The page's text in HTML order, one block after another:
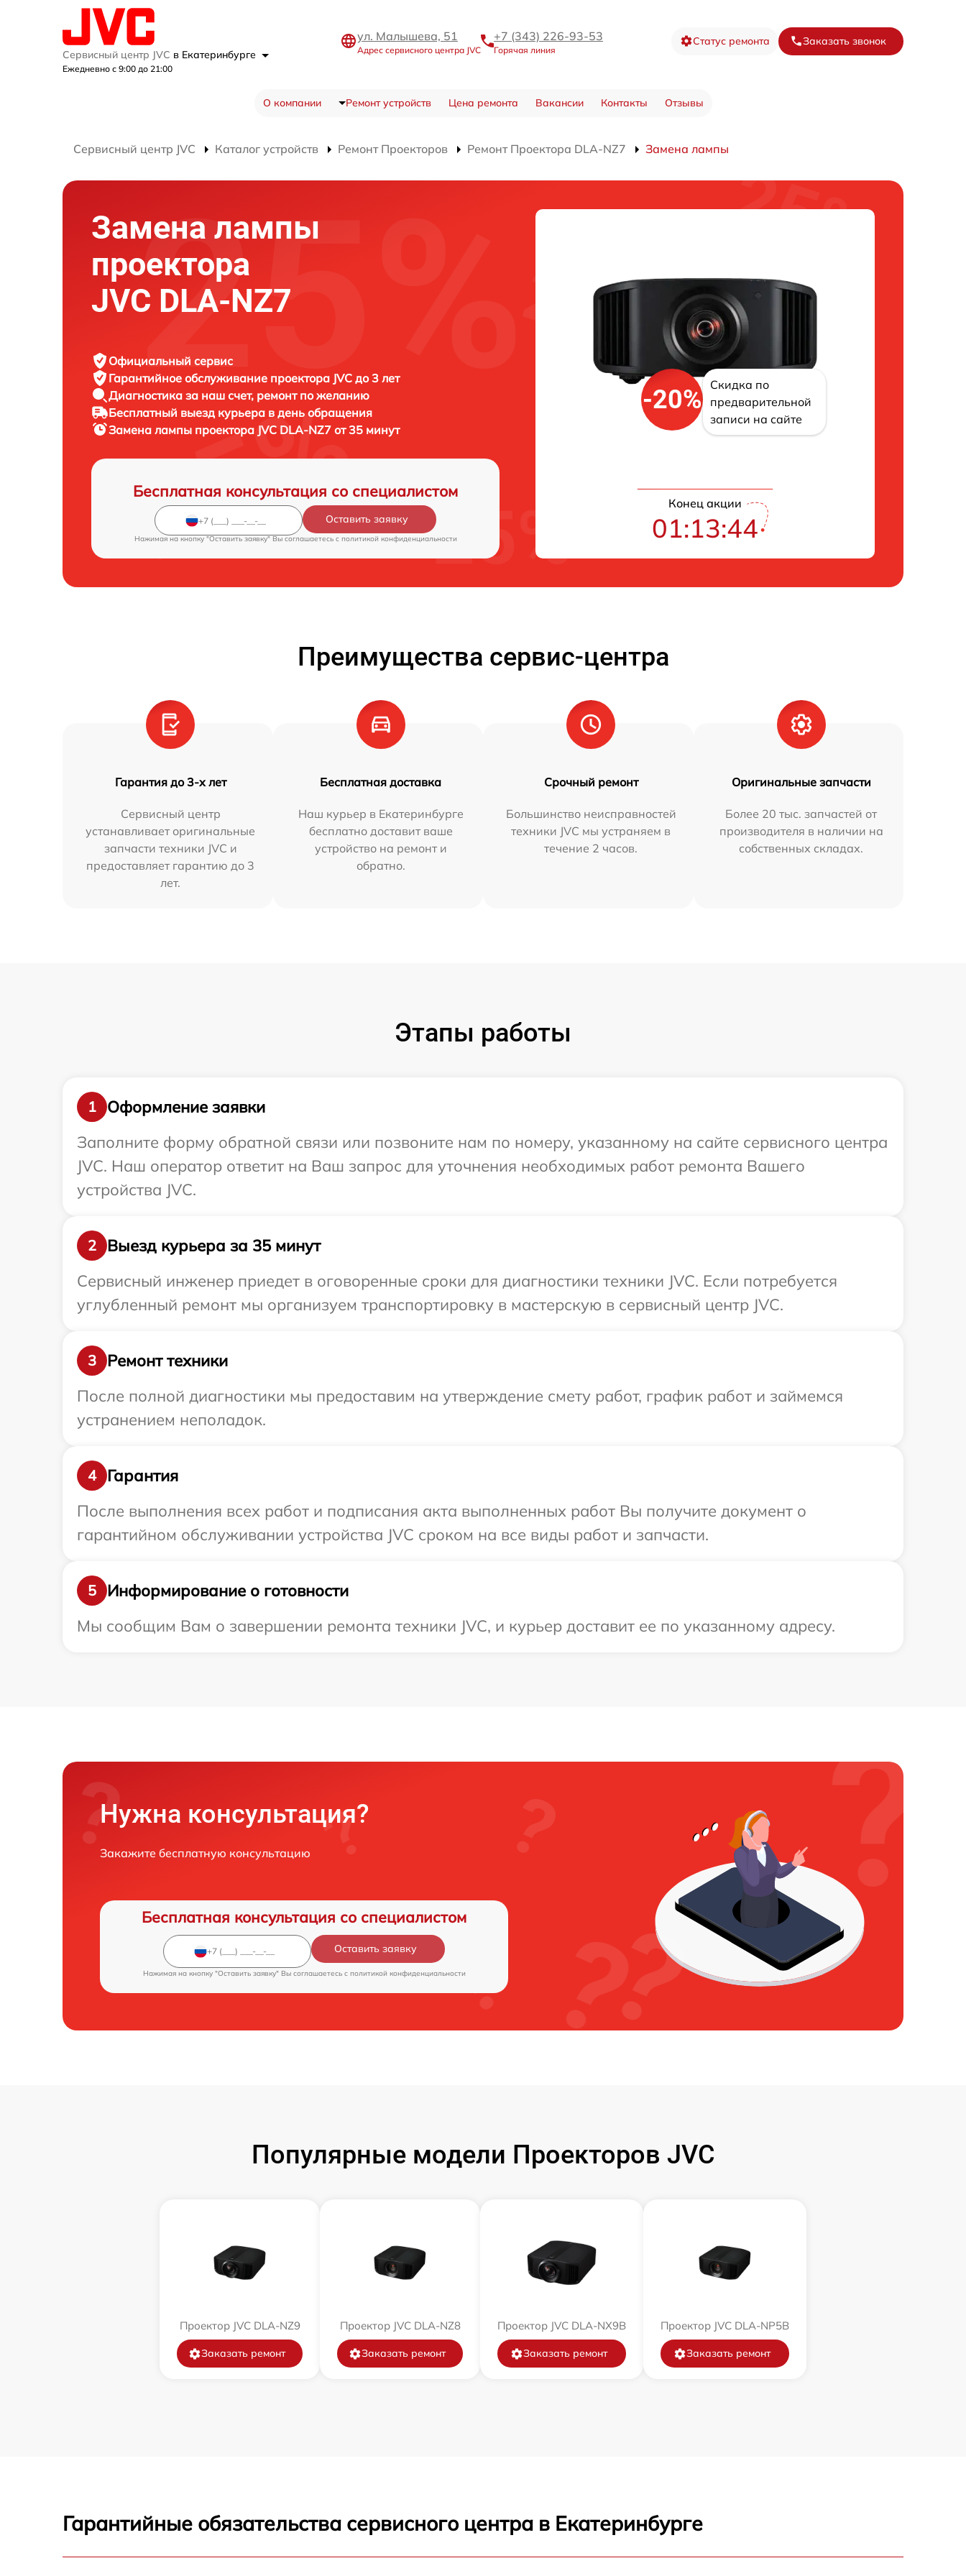
Сервисный центр JVC в Екатеринбурге
Ежедневно с 9:00 до 21:00
ул. Малышева, 51
Адрес сервисного центра JVC
+7 (343) 226-93-53
Горячая линия
Статус ремонта Заказать звонок
О компании Ремонт устройств Цена ремонта Вакансии Контакты Отзывы
Сервисный центр JVC Каталог устройств Ремонт Проекторов Ремонт Проектора DLA-NZ7 Замена лампы
Замена лампы
проектора
JVC DLA-NZ7
Официальный сервис
Гарантийное обслуживание проектора JVC до 3 лет
Диагностика за наш счет, ремонт по желанию
Бесплатный выезд курьера в день обращения
Замена лампы проектора JVC DLA-NZ7 от 35 минут
Бесплатная консультация со специалистом
Оставить заявку
Нажимая на кнопку "Оставить заявку" Вы соглашаетесь c политикой конфиденциальности
-20%
Скидка по
предварительной
записи на сайте
Конец акции
01:13:43
Преимущества сервис-центра
Гарантия до 3-х лет
Сервисный центр
устанавливает оригинальные
запчасти техники JVC и
предоставляет гарантию до 3
лет.
Бесплатная доставка
Наш курьер в Екатеринбурге
бесплатно доставит ваше
устройство на ремонт и
обратно.
Срочный ремонт
Большинство неисправностей
техники JVC мы устраняем в
течение 2 часов.
Оригинальные запчасти
Более 20 тыс. запчастей от
производителя в наличии на
собственных складах.
Этапы работы
1
Оформление заявки
Заполните форму обратной связи или позвоните нам по номеру, указанному на сайте сервисного центра
JVC. Наш оператор ответит на Ваш запрос для уточнения необходимых работ ремонта Вашего
устройства JVC.
2
Выезд курьера за 35 минут
Сервисный инженер приедет в оговоренные сроки для диагностики техники JVC. Если потребуется
углубленный ремонт мы организуем транспортировку в мастерскую в сервисный центр JVC.
3
Ремонт техники
После полной диагностики мы предоставим на утверждение смету работ, график работ и займемся
устранением неполадок.
4
Гарантия
После выполнения всех работ и подписания акта выполненных работ Вы получите документ о
гарантийном обслуживании устройства JVC сроком на все виды работ и запчасти.
5
Информирование о готовности
Мы сообщим Вам о завершении ремонта техники JVC, и курьер доставит ее по указанному адресу.
Нужна консультация?
Закажите бесплатную консультацию
Бесплатная консультация со специалистом
Оставить заявку
Нажимая на кнопку "Оставить заявку" Вы соглашаетесь c политикой конфиденциальности
Популярные модели Проекторов JVC
Проектор JVC DLA-NZ9
Заказать ремонт
Проектор JVC DLA-NZ8
Заказать ремонт
Проектор JVC DLA-NX9B
Заказать ремонт
Проектор JVC DLA-NP5B
Заказать ремонт
Гарантийные обязательства сервисного центра в Екатеринбурге